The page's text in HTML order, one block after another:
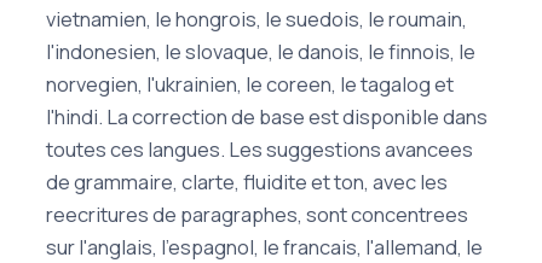
vietnamien, le hongrois, le suedois, le roumain,
l'indonesien, le slovaque, le danois, le finnois, le
norvegien, l'ukrainien, le coreen, le tagalog et
l'hindi. La correction de base est disponible dans
toutes ces langues. Les suggestions avancees
de grammaire, clarte, fluidite et ton, avec les
reecritures de paragraphes, sont concentrees
sur l'anglais, l'espagnol, le francais, l'allemand, le